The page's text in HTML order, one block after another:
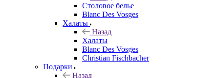
Столовое белье
Blanc Des Vosges
Халаты
Назад
Халаты
Blanc Des Vosges
Christian Fischbacher
Подарки
Назад